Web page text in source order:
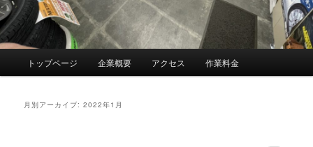
トップページ 企業概要 アクセス 作業料金
月別アーカイブ:2022年1月